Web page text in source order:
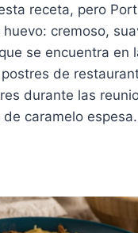
receta, pero
cremoso,
se encuentra en
de
durante las
caramelo espesa.